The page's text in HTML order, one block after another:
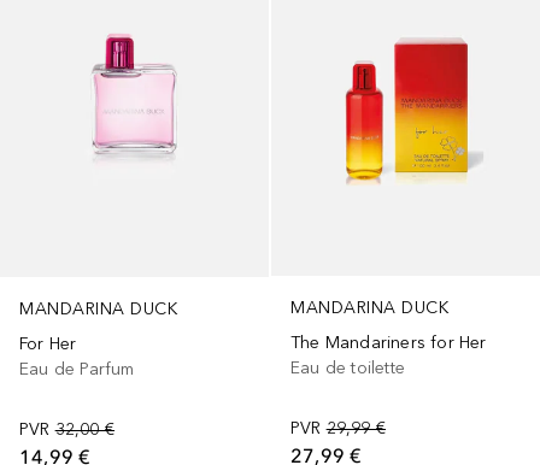
MANDARINA DUCK
For Her
Eau de Parfum
PVR 32,00 €
14,99 €
MANDARINA DUCK
The Mandariners for Her
Eau de toilette
PVR 29,99 €
27,99 €